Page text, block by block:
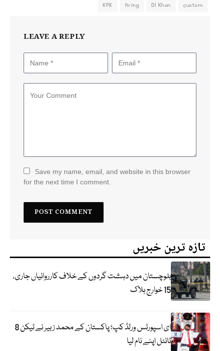
custom
DI Khan
firing
KPK
LEAVE A REPLY
Save my name, email, and website in this browser
for the next time I comment.
تازہ ترین خبریں
بلوچستان میں دہشت گردوں کے خلاف کارروائیاں جاری،
15 خوارج ہلاک
ای اسپورٹس ورلڈ کپ؛ پاکستان کے محمد زبیر نے ٹیکن 8
ٹائٹل اپنے نام لیا